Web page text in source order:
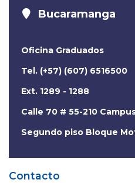
Bucaramanga
Oficina Graduados
Tel. (+57) (607) 6516500
Ext. 1289 - 1288
Calle 70 # 55-210
Segundo piso Bloque
Contacto